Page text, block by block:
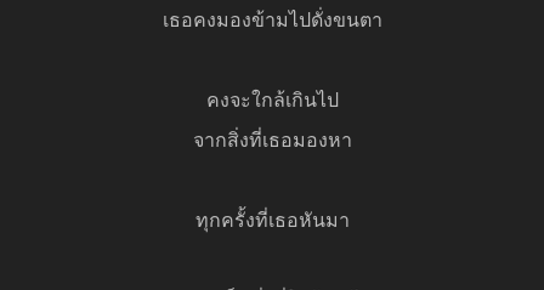
เธอคงมองข้ามไปดั่งขนตา
คงจะใกล้เกินไป
จากสิ่งที่เธอมองหา
ทุกครั้งที่เธอหันมา